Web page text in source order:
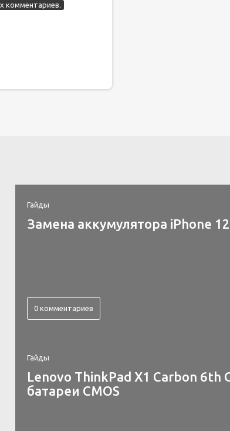
комментариев.
Гайды
Замена аккумулятора iPhone
0 комментариев
Гайды
Lenovo ThinkPad X1 Carbon 6th
батареи CMOS